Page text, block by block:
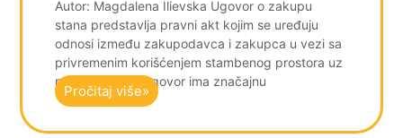
Autor: Magdalena Ilievska Ugovor o zakupu
stana predstavlja pravni akt kojim se uređuju
odnosi između zakupodavca i zakupca u vezi sa
privremenim korišćenjem stambenog prostora uz
naknadu. Ovaj ugovor ima značajnu
Pročitaj više»